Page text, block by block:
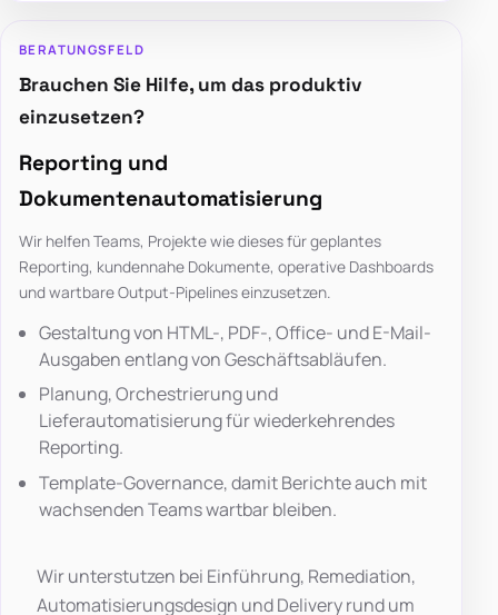
BERATUNGSFELD
Brauchen Sie Hilfe, um das produktiv
einzusetzen?
Reporting und
Dokumentenautomatisierung
Wir helfen Teams, Projekte wie dieses für geplantes
Reporting, kundennahe Dokumente, operative Dashboards
und wartbare Output-Pipelines einzusetzen.
Gestaltung von HTML-, PDF-, Office- und E-Mail-
Ausgaben entlang von Geschäftsabläufen.
Planung, Orchestrierung und
Lieferautomatisierung für wiederkehrendes
Reporting.
Template-Governance, damit Berichte auch mit
wachsenden Teams wartbar bleiben.
Wir unterstutzen bei Einführung, Remediation,
Automatisierungsdesign und Delivery rund um